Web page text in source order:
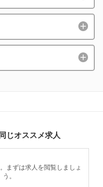
じオススメ求人
まずは求人を閲覧しましょ
う。